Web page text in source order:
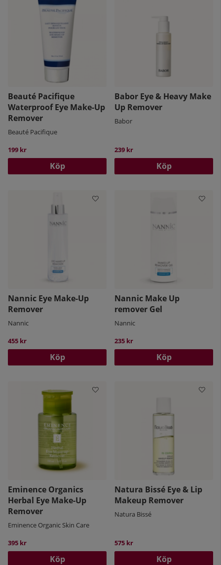
Beauté Pacifique
Waterproof Eye Make-Up
Remover
Beauté Pacifique
199 kr
Köp
Babor Eye & Heavy Make
Up Remover
Babor
239 kr
Köp
Nannic Eye Make-Up
Remover
Nannic
455 kr
Köp
Nannic Make Up
remover Gel
Nannic
235 kr
Köp
Eminence Organics
Herbal Eye Make-Up
Remover
Eminence Organic Skin Care
395 kr
Köp
Natura Bissé Eye & Lip
Makeup Remover
Natura Bissé
575 kr
Köp